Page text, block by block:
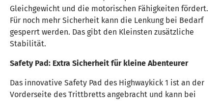
Gleichgewicht und die motorischen Fähigkeiten fördert.
Für noch mehr Sicherheit kann die Lenkung bei Bedarf
gesperrt werden. Das gibt den Kleinsten zusätzliche
Stabilität.
Safety Pad: Extra Sicherheit für kleine Abenteurer
Das innovative Safety Pad des Highwaykick 1 ist an der
Vorderseite des Trittbretts angebracht und kann bei